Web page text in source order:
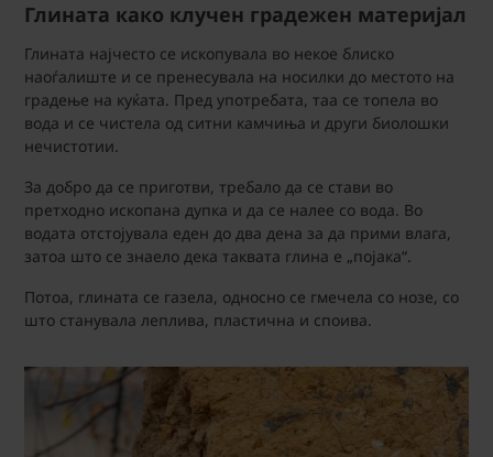
Глината како клучен градежен материјал
Глината најчесто се ископувала во некое блиско
наоѓалиште и се пренесувала на носилки до местото на
градење на куќата. Пред употребата, таа се топела во
вода и се чистела од ситни камчиња и други биолошки
нечистотии.
За добро да се приготви, требало да се стави во
претходно ископана дупка и да се налее со вода. Во
водата отстојувала еден до два дена за да прими влага,
затоа што се знаело дека таквата глина е „појака“.
Потоа, глината се газела, односно се гмечела со нозе, со
што станувала леплива, пластична и споива.